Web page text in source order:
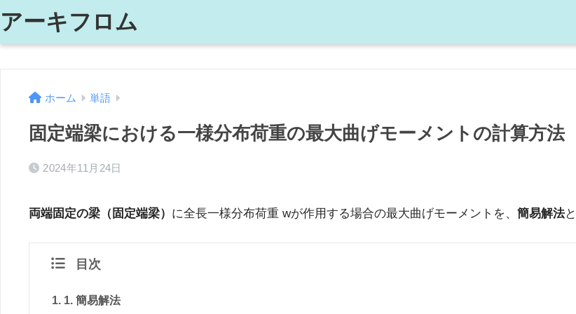
アーキフロム
ホーム 単語
固定端梁における一様分布荷重の最大曲げモーメントの計算方法
2024年11月24日
両端固定の梁（固定端梁） に全長一様分布荷重 wが作用する場合の最大曲げモーメントを、 簡易解法と
目次
1. 簡易解法